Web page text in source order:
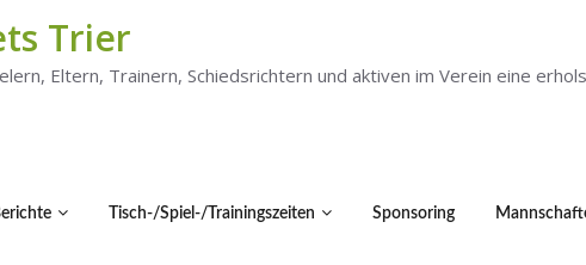
Trier
Eltern, Trainern, Schiedsrichtern und aktiven im Verein eine
Tisch-/Spiel-/Trainingszeiten Sponsoring